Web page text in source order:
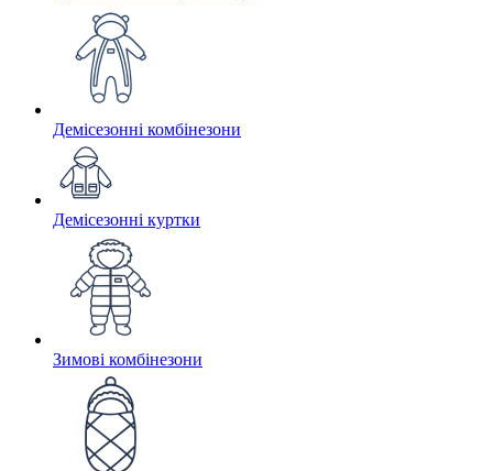
Демісезонні комбінезони
Демісезонні куртки
Зимові комбінезони